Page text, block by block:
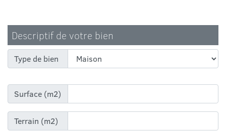
Descriptif de votre bien
Type de bien
Surface (m2)
Terrain (m2)